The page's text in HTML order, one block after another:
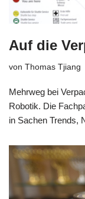
Auf die
von Thomas Tjiang
Mehrweg bei
Robotik. Die
in Sachen Trends,